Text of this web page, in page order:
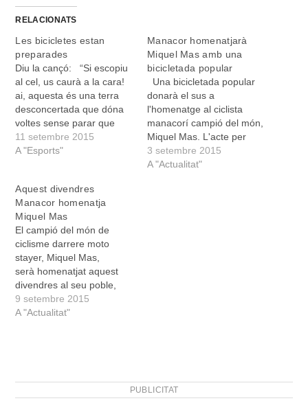
RELACIONATS
Les bicicletes estan
preparades
Diu la cançó: “Si escopiu
al cel, us caurà a la cara!
ai, aquesta és una terra
desconcertada que dóna
voltes sense parar que
sembla malalta i cansada,
trista i desanimada”. La
comprendre que renaixia
perquè un veïnat…
11 setembre 2015
A "Esports"
Manacor homenatjarà
Miquel Mas amb una
bicicletada popular
Una bicicletada popular
donarà el sus a
l'homenatge al ciclista
manacorí campió del món,
Miquel Mas. L'acte per
commemorar el 50è
aniversari del campionat
3 setembre 2015
A "Actualitat"
Aquest divendres
Manacor homenatja
Miquel Mas
El campió del món de
ciclisme darrere moto
stayer, Miquel Mas,
serà homenatjat aquest
divendres al seu poble,
Manacor. El motiu: fa 50
anys d'aquella victòria.
plaça de sa Bassa. Serà
allà on, a les 20.45h,
9 setembre 2015
A "Actualitat"
PUBLICITAT